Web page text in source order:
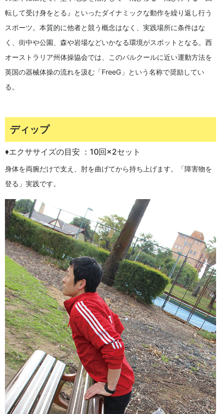
転して受け身をとる』といったダイナミックな動作を繰り返し行う
スポーツ。本質的に他者と競う概念はなく、実践場所に条件はな
く、街中や公園、森や岩場などいかなる環境がスポットとなる。西
オーストラリア州体操協会では、このパルクールに近い運動方法を
英国の器械体操の流れを汲む「FreeG」という名称で奨励してい
る。
ディップ
♦エクササイズの目安 ：10回×2セット
身体を両腕だけで支え、肘を曲げてから持ち上げます。「障害物を
登る」実践です。